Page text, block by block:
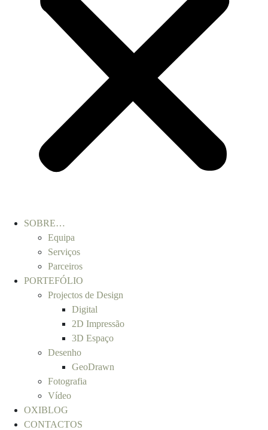
SOBRE…
Equipa
Serviços
Parceiros
PORTEFÓLIO
Projectos de Design
Digital
2D Impressão
3D Espaço
Desenho
GeoDrawn
Fotografia
Vídeo
OXIBLOG
CONTACTOS